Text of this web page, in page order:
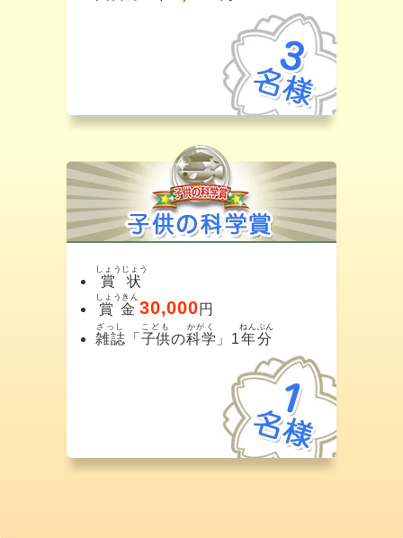
賞状
しょうじょう
賞金
しょうきん
30,000円
雑誌
ざっし
「 子供
こども
の科学
かがく
」1年分
ねんぶん